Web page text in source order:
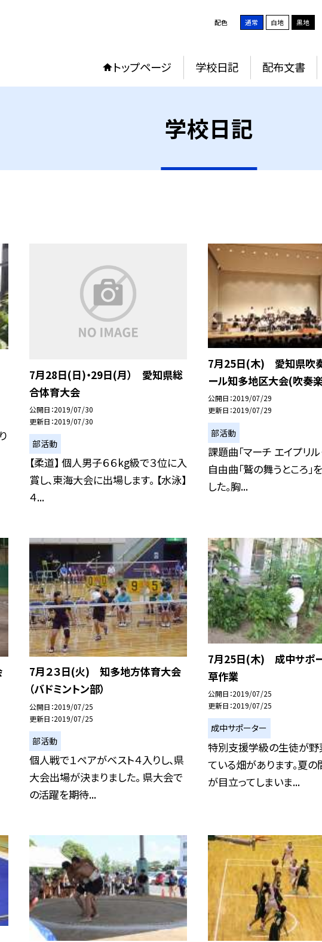
配色 通常 白地 黒地
トップページ 学校日記 配布文書
学校日記
7月28日(日)・29日(月） 愛知県総
合体育大会
公開日 2019/07/30
更新日 2019/07/30
部活動
【柔道】 個人男子６６kg級で３位に入
賞し、東海大会に出場します。 【水泳】
４...
7月25日(木) 愛知県吹
ール知多地区大会(吹奏
公開日 2019/07/29
更新日 2019/07/29
部活動
課題曲「マーチ エイプリル・
自由曲「鷲の舞うところ」
した。胸...
7月２３日(火) 知多地方体育大会
（バドミントン部）
公開日 2019/07/25
更新日 2019/07/25
部活動
個人戦で１ペアがベスト４入りし、県
大会出場が決まりました。 県大会で
の活躍を期待...
7月25日(木) 成中サポ
草作業
公開日 2019/07/25
更新日 2019/07/25
成中サポーター
特別支援学級の生徒が野
ている畑があります。夏
が目立ってしまいま...